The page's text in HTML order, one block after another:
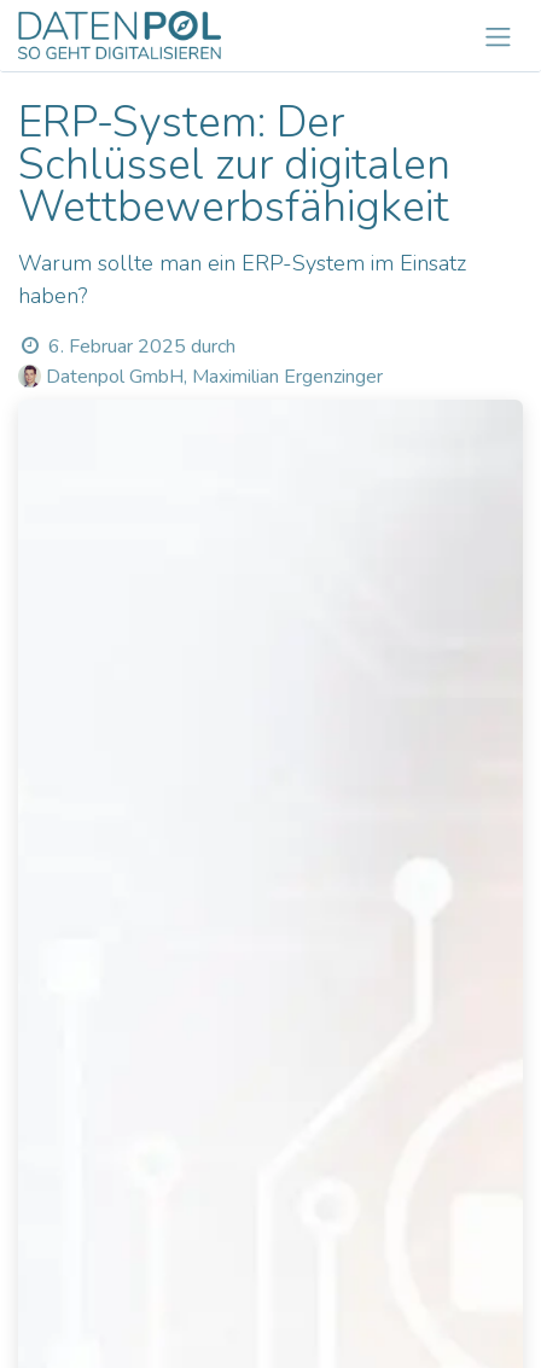
Zum Inhalt springen
ERP-System: Der
Schlüssel zur digitalen
Wettbewerbsfähigkeit
Warum sollte man ein ERP-System im Einsatz
haben?
6. Februar 2025 durch
Datenpol GmbH, Maximilian Ergenzinger